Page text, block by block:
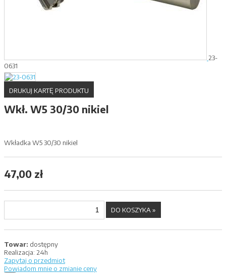
23-
0631
DRUKUJ KARTĘ PRODUKTU
Wkł. W5 30/30 nikiel
Wkładka W5 30/30 nikiel
47,00 zł
Towar: dostępny
Realizacja: 24h
Zapytaj o przedmiot
Powiadom mnie o zmianie ceny